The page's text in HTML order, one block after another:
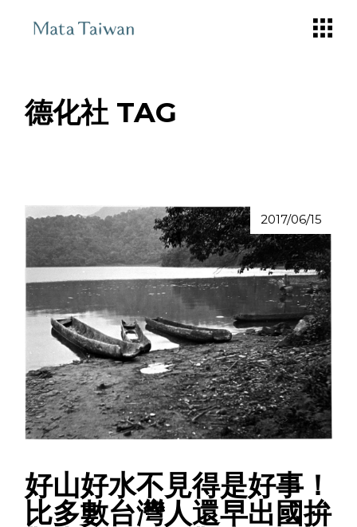
德化社 TAG
2017/06/15
好山好水不見得是好事！
比多數台灣人還早出國拚